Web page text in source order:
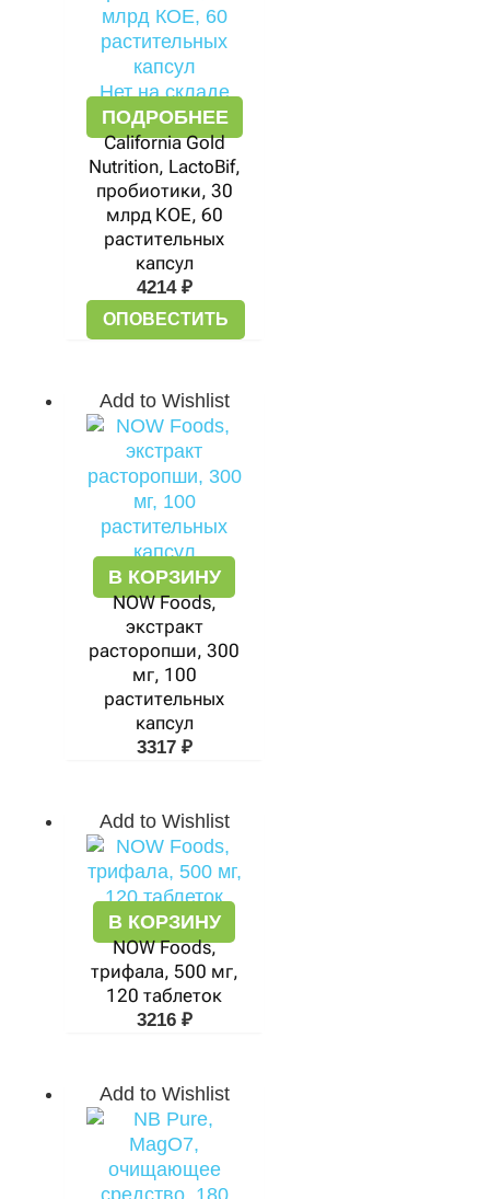
Нет на складе
ПОДРОБНЕЕ
California Gold
Nutrition, LactoBif,
пробиотики, 30
млрд КОЕ, 60
растительных
капсул
4214 ₽
ОПОВЕСТИТЬ
Add to Wishlist
В КОРЗИНУ
NOW Foods,
экстракт
расторопши, 300
мг, 100
растительных
капсул
3317 ₽
Add to Wishlist
В КОРЗИНУ
NOW Foods,
трифала, 500 мг,
120 таблеток
3216 ₽
Add to Wishlist